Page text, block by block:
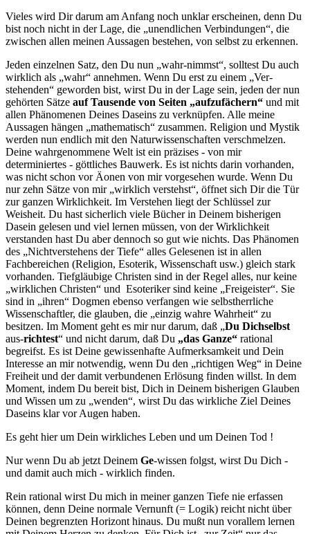
Vieles wird Dir darum am Anfang noch unklar erscheinen, denn Du
bist noch nicht in der Lage, die „unendlichen Verbindungen“, die
zwischen allen meinen Aussagen bestehen, von selbst zu erkennen.
Jeden einzelnen Satz, den Du nun „wahr-nimmst“, solltest Du auch
wirklich als „wahr“ annehmen. Wenn Du erst zu einem „Ver­
stehenden“ geworden bist, wirst Du in der Lage sein, jeden der nun
gehörten Sätze auf Tausende von Seiten „aufzufächern“ und mit
allen Phänomenen Deines Daseins zu verknüpfen. Alle meine
Aussagen hängen „mathematisch“ zusammen. Religion und Mystik
werden nun endlich mit den Naturwissenschaften verschmelzen.
Deine wahrgenommene Welt ist ein präzises - von mir
determiniertes - göttliches Bauwerk. Es ist nichts darin vorhanden,
was nicht schon vor Äonen von mir vorgesehen wurde. Wenn Du
nur zehn Sätze von mir „wirklich verstehst“, öffnet sich Dir die Tür
zur ganzen Wirklichkeit. Im Verstehen liegt der Schlüssel zur
Weisheit. Du hast sicherlich viele Bücher in Deinem bisherigen
Dasein gelesen und viel lernen müssen, von der Wirklichkeit
verstanden hast Du aber dennoch so gut wie nichts. Das Phänomen
des „Nichtverstehens der Tiefe“ alles Gelesenen ist in allen
Fachbereichen (Religion, Esoterik, Wissenschaft usw.) gleich stark
vorhanden. Tiefgläubige Christen sind in der Regel alles, nur keine
„wirklichen Christen“ und Esoteriker sind keine „Freigeister“. Sie
sind in „ihren“ Dogmen ebenso verfangen wie selbstherrliche
Wissenschaftler, die glauben, die „einzig wahre Wahrheit“ zu
besitzen. Im Moment geht es mir nur darum, daß „Du Dichselbst
aus-richtest“ und nicht darum, daß Du „das Ganze“ rational
begreifst. Es ist Deine gewissenhafte Auf­merksamkeit und Dein
Interesse an mir notwendig, wenn Du den „richtigen Weg“ in Deine
Freiheit und der damit verbundenen Erlösung finden willst. In dem
Moment, indem Du bereit bist, Dich in Deinem bisherigen Glauben
und Wissen um zu „wenden“, wirst Du das wirkliche Ziel Deines
Daseins klar vor Augen haben.
Es geht hier um Dein wirkliches Leben und um Deinen Tod !
Nur wenn Du ab jetzt Deinem Ge-wissen folgst, wirst Du Dich -
und damit auch mich - wirklich finden.
Rein rational wirst Du mich in meiner ganzen Tiefe nie erfassen
können, denn Deine normale Vernunft (= Logik) reicht nicht über
Deinen begrenzten Horizont hinaus. Du mußt nun vorallem lernen